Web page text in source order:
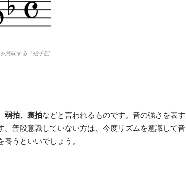
意味する「拍子記
弱拍、裏拍などと言われるものです。音の強さを表す
。普段意識していない方は、今度リズムを意識して音
うといいでしょう。